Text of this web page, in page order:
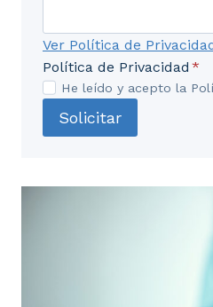
Ver Política de
Política de Privacidad *
He leído y acepto la
Solicitar